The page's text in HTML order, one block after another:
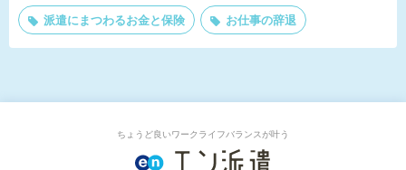
派遣にまつわるお金と保険 お仕事の辞退
ちょうど良いワークライフバランスが叶う